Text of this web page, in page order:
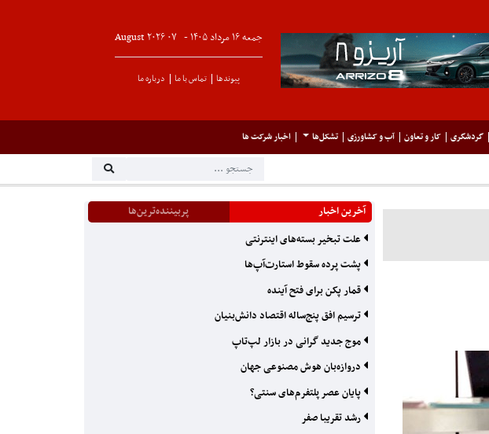
جمعه ۱۶ مرداد ۱۴۰۵ - ۰۷August۲۰۲۶
پیوندها تماس با ما درباره ما
گردشگری کار و تعاون آب و کشاورزی تشکل‌ها اخبار شرکت ها
آخرین اخبار
پربیننده‌ترین‌ها
علت تبخیر بسته‌های اینترنتی
پشت پرده سقوط استارت‌آپ‌ها
قمار پکن برای فتح آینده
ترسیم افق پنج‌ساله اقتصاد دانش‌بنیان
موج جدید گرانی در بازار لپ‌تاپ
دروازه‌بان هوش مصنوعی جهان
پایان عصر پلتفرم‌های سنتی؟
رشد تقریبا صفر